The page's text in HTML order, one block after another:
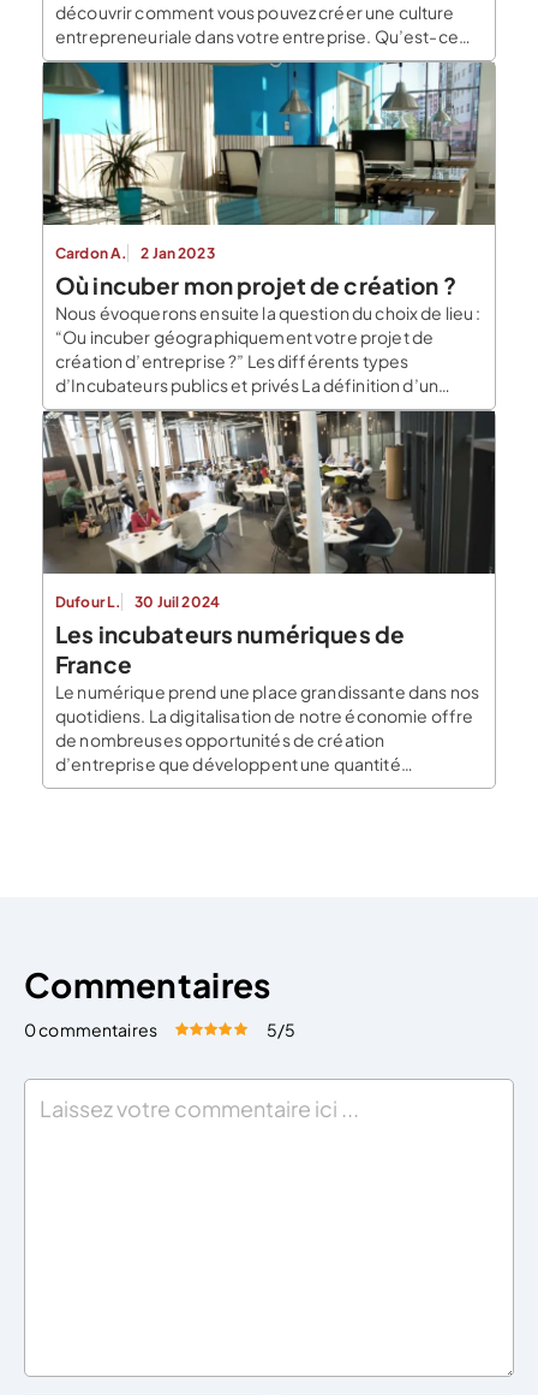
découvrir comment vous pouvez créer une culture
entrepreneuriale dans votre entreprise. Qu’est-ce
que l’aventure entrepreneurial ? Les entrepreneurs
ont tendance à lancer leur projet comme des loups
solitaires. Ils trouvent une idée innovante dans le
cadre de leur vie de […]
Cardon A. 2 Jan 2023
Où incuber mon projet de création ?
Nous évoquerons ensuite la question du choix de lieu :
“Ou incuber géographiquement votre projet de
création d’entreprise ?” Les différents types
d’Incubateurs publics et privés La définition d’un
incubateur nous amène à parler d’abord d’un point
commun entre incubateur privé et public. Ils ont le
même objectif, à savoir faciliter la maturation et
l’éclosion […]
Dufour L. 30 Juil 2024
Les incubateurs numériques de
France
Le numérique prend une place grandissante dans nos
quotidiens. La digitalisation de notre économie offre
de nombreuses opportunités de création
d’entreprise que développent une quantité
d’entrepreneurs au sein d’incubateurs
Commentaires
0 commentaires Évaluez cet article:
5/5